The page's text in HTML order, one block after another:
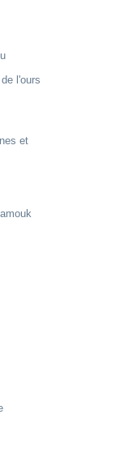
l'ours
et